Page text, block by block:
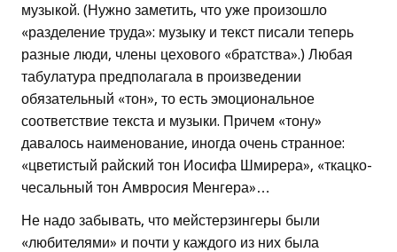
музыкой. (Нужно заметить, что уже произошло
«разделение труда»: музыку и текст писали теперь
разные люди, члены цехового «братства».) Любая
табулатура предполагала в произведении
обязательный «тон», то есть эмоциональное
соответствие текста и музыки. Причем «тону»
давалось наименование, иногда очень странное:
«цветистый райский тон Иосифа Шмирера», «ткацко-
чесальный тон Амвросия Менгера»…
Не надо забывать, что мейстерзингеры были
«любителями» и почти у каждого из них была